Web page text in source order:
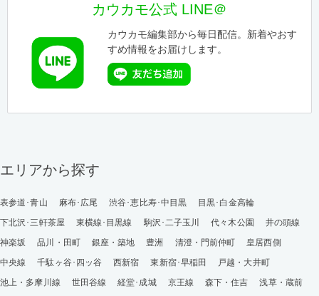
カウカモ公式 LINE＠
カウカモ編集部から毎日配信。新着やおす
すめ情報をお届けします。
エリアから探す
表参道･青山 麻布･広尾 渋谷･恵比寿･中目黒
目黒･白金高輪
下北沢･三軒茶屋
東横線･目黒線 駒沢･二子玉川 代々木公園
井の頭線
神楽坂
品川・田町 銀座・築地 豊洲 清澄・門前仲町
皇居西側
中央線
千駄ヶ谷･四ッ谷 西新宿 東新宿･早稲田
戸越・大井町
池上・多摩川線
世田谷線 経堂･成城 京王線 森下・住吉
浅草・蔵前